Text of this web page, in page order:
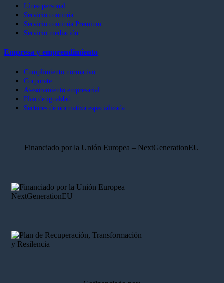
Línea personal
Servicio continúa
Servicio continúa Premium
Servicio mediación
Empresa y emprendimiento
Cumplimiento normativo
Corporate
Asesoramiento empresarial
Plan de igualdad
Sectores de normativa especializada
Financiado por la Unión Europea – NextGenerationEU